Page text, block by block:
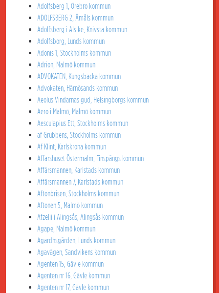
Adolfsberg 1, Örebro kommun
ADOLFSBERG 2, Åmåls kommun
Adolfsberg i Alsike, Knivsta kommun
Adolfsborg, Lunds kommun
Adonis 1, Stockholms kommun
Adrion, Malmö kommun
ADVOKATEN, Kungsbacka kommun
Advokaten, Härnösands kommun
Aeolus Vindarnas gud, Helsingborgs kommun
Aero i Malmö, Malmö kommun
Aesculapius Ett, Stockholms kommun
af Grubbens, Stockholms kommun
Af Klint, Karlskrona kommun
Affärshuset Östermalm, Finspångs kommun
Affärsmannen, Karlstads kommun
Affärsmannen 7, Karlstads kommun
Aftonbrisen, Stockholms kommun
Aftonen 5, Malmö kommun
Afzelii i Alingsås, Alingsås kommun
Agape, Malmö kommun
Agardhsgården, Lunds kommun
Agavägen, Sandvikens kommun
Agenten 15, Gävle kommun
Agenten nr 16, Gävle kommun
Agenten nr 17, Gävle kommun